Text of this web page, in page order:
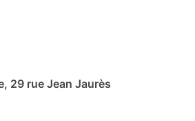
29 rue Jean Jaurès